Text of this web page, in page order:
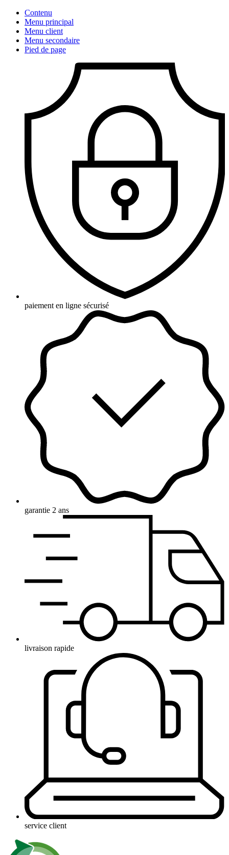
Contenu
Menu principal
Menu client
Menu secondaire
Pied de page
paiement en ligne sécurisé
garantie 2 ans
livraison rapide
service client